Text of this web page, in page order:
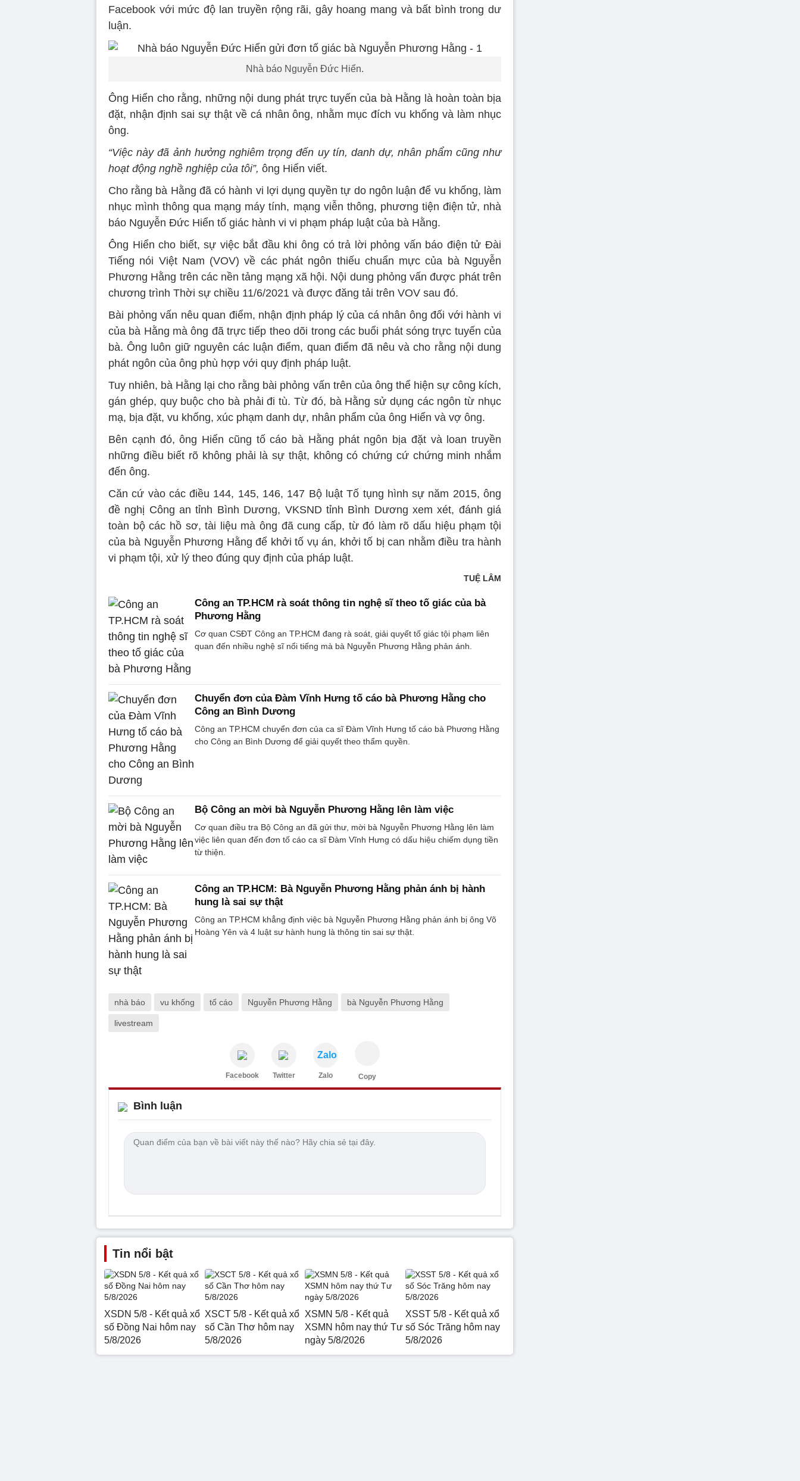
Facebook với mức độ lan truyền rộng rãi, gây hoang mang và bất bình trong dư
luận.
Nhà báo Nguyễn Đức Hiển.
Ông Hiển cho rằng, những nội dung phát trực tuyến của bà Hằng là hoàn toàn bịa
đặt, nhận định sai sự thật về cá nhân ông, nhằm mục đích vu khống và làm nhục
ông.
“Việc này đã ảnh hưởng nghiêm trọng đến uy tín, danh dự, nhân phẩm cũng như
hoạt động nghề nghiệp của tôi”, ông Hiển viết.
Cho rằng bà Hằng đã có hành vi lợi dụng quyền tự do ngôn luận để vu khống, làm
nhục mình thông qua mạng máy tính, mạng viễn thông, phương tiện điện tử, nhà
báo Nguyễn Đức Hiển tố giác hành vi vi phạm pháp luật của bà Hằng.
Ông Hiển cho biết, sự việc bắt đầu khi ông có trả lời phỏng vấn báo điện tử Đài
Tiếng nói Việt Nam (VOV) về các phát ngôn thiếu chuẩn mực của bà Nguyễn
Phương Hằng trên các nền tảng mạng xã hội. Nội dung phỏng vấn được phát trên
chương trình Thời sự chiều 11/6/2021 và được đăng tải trên VOV sau đó.
Bài phỏng vấn nêu quan điểm, nhận định pháp lý của cá nhân ông đối với hành vi
của bà Hằng mà ông đã trực tiếp theo dõi trong các buổi phát sóng trực tuyến của
bà. Ông luôn giữ nguyên các luận điểm, quan điểm đã nêu và cho rằng nội dung
phát ngôn của ông phù hợp với quy định pháp luật.
Tuy nhiên, bà Hằng lại cho rằng bài phỏng vấn trên của ông thể hiện sự công kích,
gán ghép, quy buộc cho bà phải đi tù. Từ đó, bà Hằng sử dụng các ngôn từ nhục
mạ, bịa đặt, vu khống, xúc phạm danh dự, nhân phẩm của ông Hiển và vợ ông.
Bên cạnh đó, ông Hiển cũng tố cáo bà Hằng phát ngôn bịa đặt và loan truyền
những điều biết rõ không phải là sự thật, không có chứng cứ chứng minh nhắm
đến ông.
Căn cứ vào các điều 144, 145, 146, 147 Bộ luật Tố tụng hình sự năm 2015, ông
đề nghị Công an tỉnh Bình Dương, VKSND tỉnh Bình Dương xem xét, đánh giá
toàn bộ các hồ sơ, tài liệu mà ông đã cung cấp, từ đó làm rõ dấu hiệu phạm tội
của bà Nguyễn Phương Hằng để khởi tố vụ án, khởi tố bị can nhằm điều tra hành
vi phạm tội, xử lý theo đúng quy định của pháp luật.
TUỆ LÂM
Công an TP.HCM rà soát thông tin nghệ sĩ theo tố giác của bà
Phương Hằng
Cơ quan CSĐT Công an TP.HCM đang rà soát, giải quyết tố giác tội phạm liên
quan đến nhiều nghệ sĩ nổi tiếng mà bà Nguyễn Phương Hằng phản ánh.
Chuyển đơn của Đàm Vĩnh Hưng tố cáo bà Phương Hằng cho
Công an Bình Dương
Công an TP.HCM chuyển đơn của ca sĩ Đàm Vĩnh Hưng tố cáo bà Phương Hằng
cho Công an Bình Dương để giải quyết theo thẩm quyền.
Bộ Công an mời bà Nguyễn Phương Hằng lên làm việc
Cơ quan điều tra Bộ Công an đã gửi thư, mời bà Nguyễn Phương Hằng lên làm
việc liên quan đến đơn tố cáo ca sĩ Đàm Vĩnh Hưng có dấu hiệu chiếm dụng tiền
từ thiện.
Công an TP.HCM: Bà Nguyễn Phương Hằng phản ánh bị hành
hung là sai sự thật
Công an TP.HCM khẳng định việc bà Nguyễn Phương Hằng phản ánh bị ông Võ
Hoàng Yên và 4 luật sư hành hung là thông tin sai sự thật.
nhà báo vu khống tố cáo Nguyễn Phương Hằng bà Nguyễn Phương Hằng
livestream
Facebook Twitter
Zalo
Zalo Copy
Bình luận
Tin nổi bật
XSDN 5/8 - Kết quả xổ
số Đồng Nai hôm nay
5/8/2026
XSCT 5/8 - Kết quả xổ
số Cần Thơ hôm nay
5/8/2026
XSMN 5/8 - Kết quả
XSMN hôm nay thứ Tư
ngày 5/8/2026
XSST 5/8 - Kết quả xổ
số Sóc Trăng hôm nay
5/8/2026